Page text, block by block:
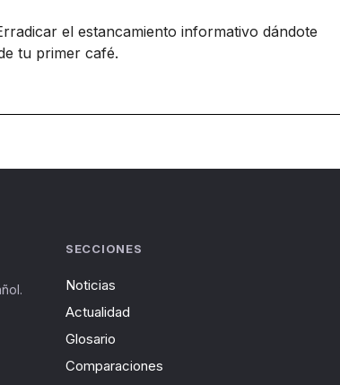
el estancamiento informativo dándote
tu primer café.
SECCIONES
Noticias
Actualidad
Glosario
Comparaciones